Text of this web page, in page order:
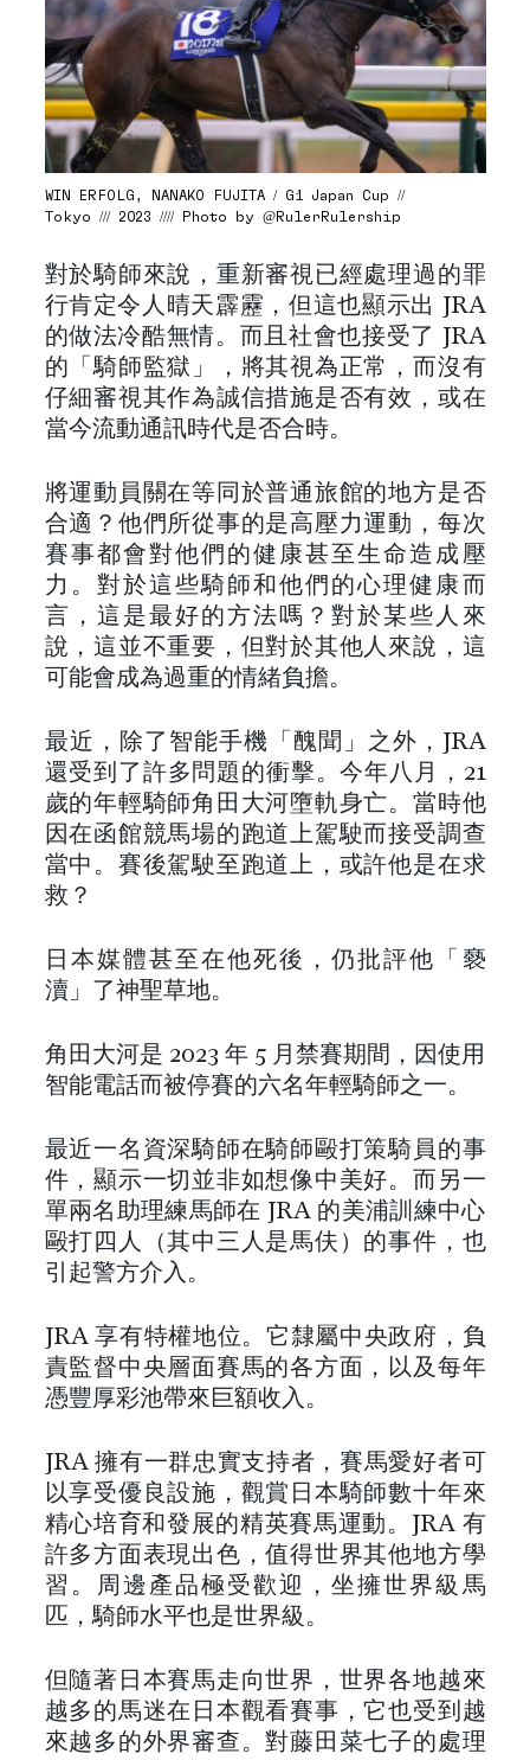
WIN ERFOLG, NANAKO FUJITA / G1 Japan Cup //
Tokyo /// 2023 //// Photo by @RulerRulership
對於騎師來說，重新審視已經處理過的罪
行肯定令人晴天霹靂，但這也顯示出 JRA
的做法冷酷無情。而且社會也接受了 JRA
的「騎師監獄」，將其視為正常，而沒有
仔細審視其作為誠信措施是否有效，或在
當今流動通訊時代是否合時。
將運動員關在等同於普通旅館的地方是否
合適？他們所從事的是高壓力運動，每次
賽事都會對他們的健康甚至生命造成壓
力。對於這些騎師和他們的心理健康而
言，這是最好的方法嗎？對於某些人來
說，這並不重要，但對於其他人來說，這
可能會成為過重的情緒負擔。
最近，除了智能手機「醜聞」之外，JRA
還受到了許多問題的衝擊。今年八月，21
歲的年輕騎師角田大河墮軌身亡。當時他
因在函館競馬場的跑道上駕駛而接受調查
當中。賽後駕駛至跑道上，或許他是在求
救？
日本媒體甚至在他死後，仍批評他「褻
瀆」了神聖草地。
角田大河是 2023 年 5 月禁賽期間，因使用
智能電話而被停賽的六名年輕騎師之一。
最近一名資深騎師在騎師毆打策騎員的事
件，顯示一切並非如想像中美好。而另一
單兩名助理練馬師在 JRA 的美浦訓練中心
毆打四人（其中三人是馬伕）的事件，也
引起警方介入。
JRA 享有特權地位。它隸屬中央政府，負
責監督中央層面賽馬的各方面，以及每年
憑豐厚彩池帶來巨額收入。
JRA 擁有一群忠實支持者，賽馬愛好者可
以享受優良設施，觀賞日本騎師數十年來
精心培育和發展的精英賽馬運動。JRA 有
許多方面表現出色，值得世界其他地方學
習。周邊產品極受歡迎，坐擁世界級馬
匹，騎師水平也是世界級。
但隨著日本賽馬走向世界，世界各地越來
越多的馬迷在日本觀看賽事，它也受到越
來越多的外界審查。對藤田菜七子的處理